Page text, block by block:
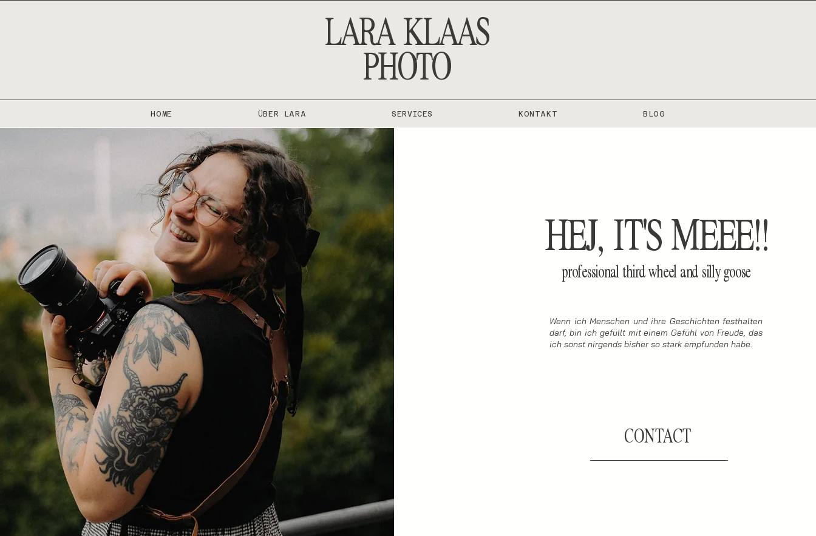
LARA KLAAS
PHOTO
HOME ÜBER LARA SERVICES KONTAKT BLOG
HEJ, IT'S MEEE!!
professional third wheel and silly goose
Wenn ich Menschen und ihre Geschichten festhalten
darf, bin ich gefüllt mit einem Gefühl von Freude, das
ich sonst nirgends bisher so stark empfunden habe.
CONTACT